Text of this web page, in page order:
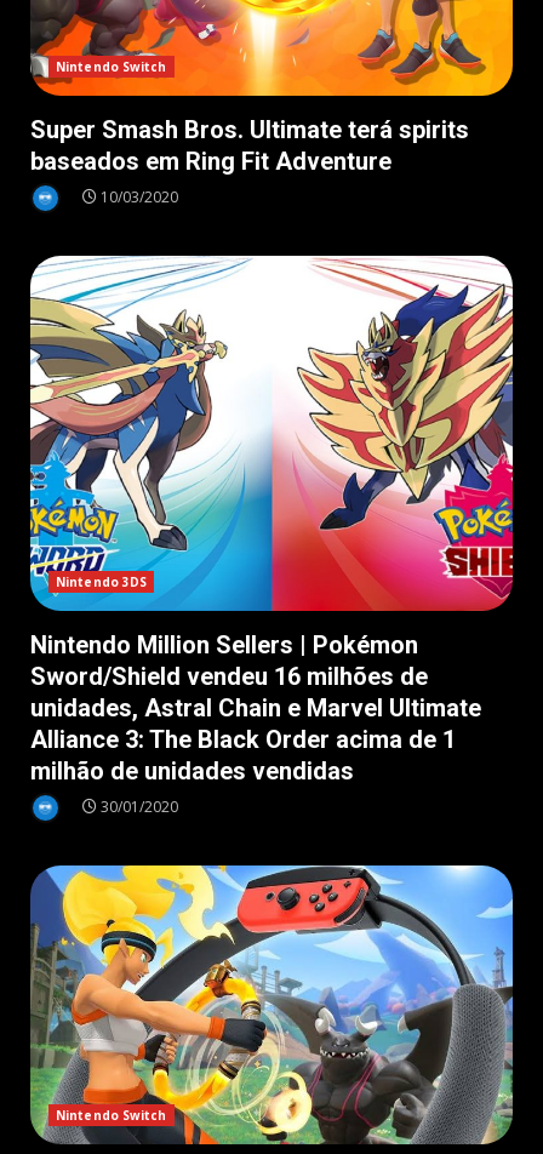
Nintendo Switch
Super Smash Bros. Ultimate terá spirits
baseados em Ring Fit Adventure
10/03/2020
Nintendo 3DS
Nintendo Million Sellers | Pokémon
Sword/Shield vendeu 16 milhões de
unidades, Astral Chain e Marvel Ultimate
Alliance 3: The Black Order acima de 1
milhão de unidades vendidas
30/01/2020
Nintendo Switch